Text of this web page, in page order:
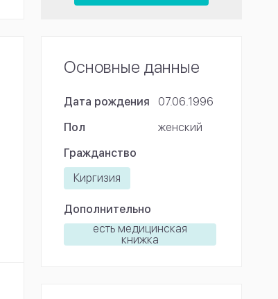
Основные данные
Дата рождения
07.06.1996
Пол
женский
Гражданство
Киргизия
Дополнительно
есть медицинская
книжка